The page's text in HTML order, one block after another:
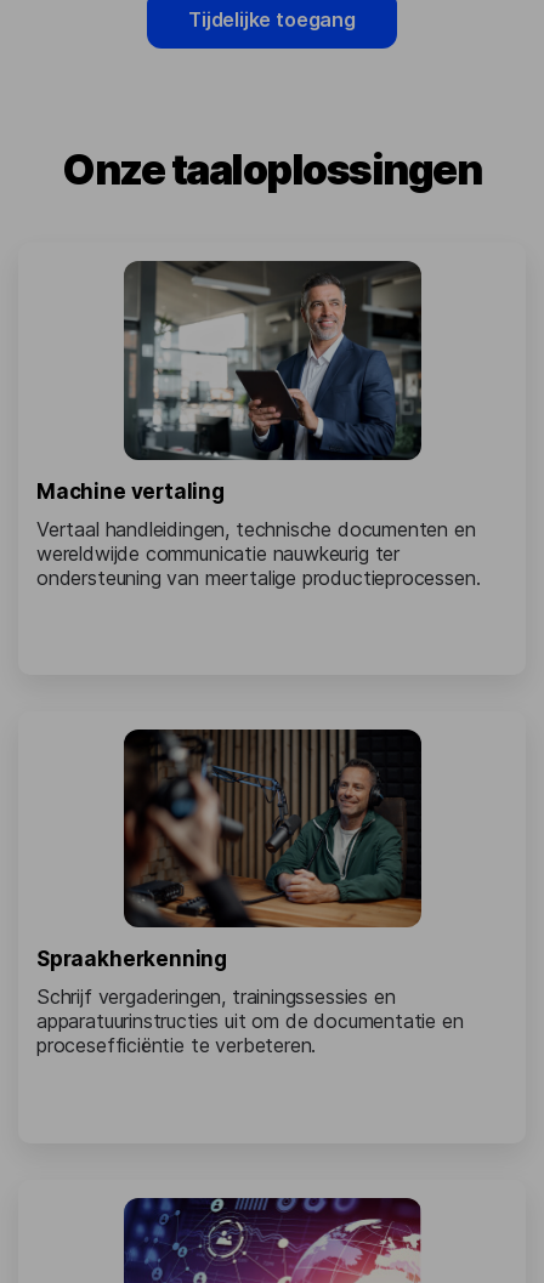
Tijdelijke toegang
Onze taaloplossingen
Machine vertaling
Vertaal handleidingen, technische documenten en
wereldwijde communicatie nauwkeurig ter
ondersteuning van meertalige productieprocessen.
Spraakherkenning
Schrijf vergaderingen, trainingssessies en
apparatuurinstructies uit om de documentatie en
procesefficiëntie te verbeteren.